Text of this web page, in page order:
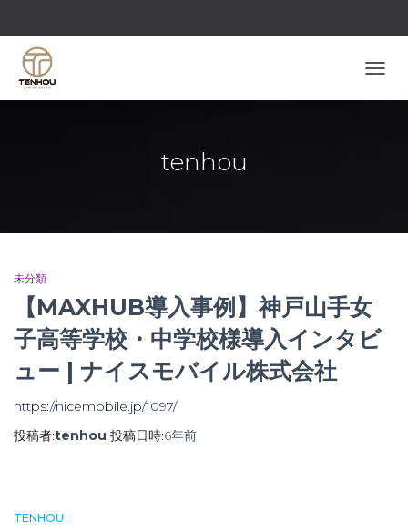
tenhou
未分類
【MAXHUB導入事例】神戸山手女
子高等学校・中学校様導入インタビ
ュー | ナイスモバイル株式会社
https://nicemobile.jp/1097/
投稿者:tenhou 投稿日時:6年前
TENHOU